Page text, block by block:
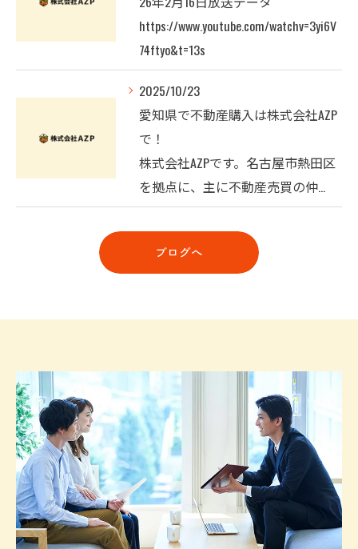
https://www.youtube.com/watchv=3yi6V
74ftyo&t=13s
2025/10/23
愛知県で不動産購入は株式会社AZP
で！
株式会社AZPです。名古屋市熱田区
を拠点に、主に不動産売買の仲…
ブログへ